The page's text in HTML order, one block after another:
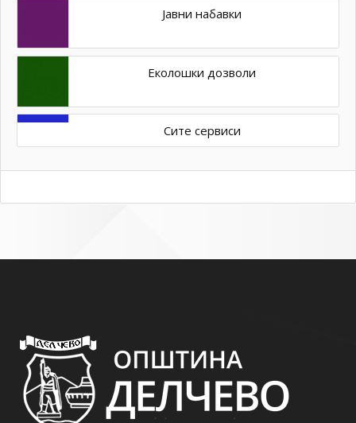
Јавни набавки
Еколошки дозволи
Сите сервиси